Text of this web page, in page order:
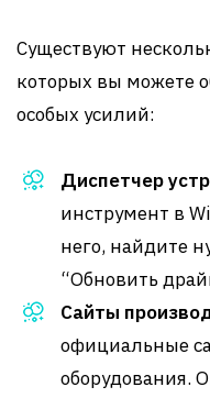
Существуют
которых вы можете
особых усилий:
Диспетчер
инструмент в
него, найдите
“Обновить
Сайты
официальные
оборудования.